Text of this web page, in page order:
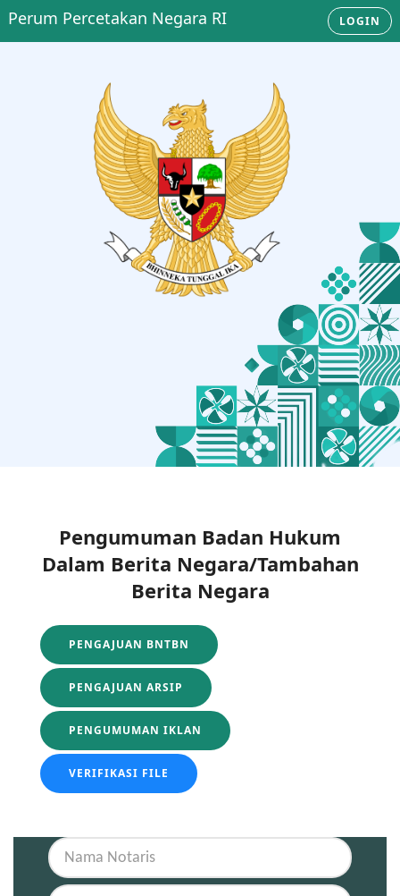
Perum Percetakan Negara RI LOGIN
Pengumuman Badan Hukum
Dalam Berita Negara/Tambahan
Berita Negara
PENGAJUAN BNTBN
PENGAJUAN ARSIP
PENGUMUMAN IKLAN
VERIFIKASI FILE